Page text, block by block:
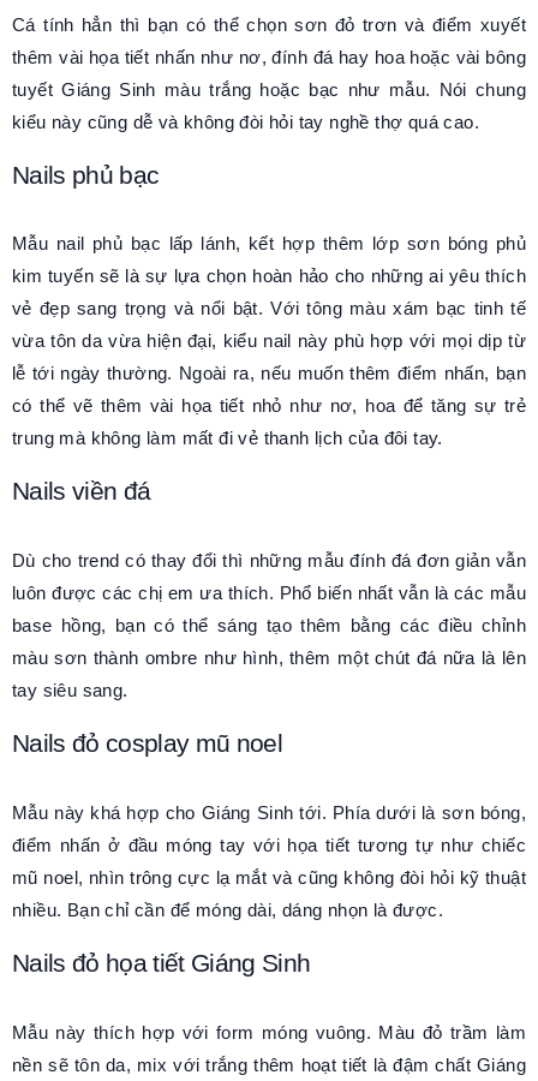
Cá tính hẳn thì bạn có thể chọn sơn đỏ trơn và điểm xuyết
thêm vài họa tiết nhấn như nơ, đính đá hay hoa hoặc vài bông
tuyết Giáng Sinh màu trắng hoặc bạc như mẫu. Nói chung
kiểu này cũng dễ và không đòi hỏi tay nghề thợ quá cao.
Nails phủ bạc
Mẫu nail phủ bạc lấp lánh, kết hợp thêm lớp sơn bóng phủ
kim tuyến sẽ là sự lựa chọn hoàn hảo cho những ai yêu thích
vẻ đẹp sang trọng và nổi bật. Với tông màu xám bạc tinh tế
vừa tôn da vừa hiện đại, kiểu nail này phù hợp với mọi dịp từ
lễ tới ngày thường. Ngoài ra, nếu muốn thêm điểm nhấn, bạn
có thể vẽ thêm vài họa tiết nhỏ như nơ, hoa để tăng sự trẻ
trung mà không làm mất đi vẻ thanh lịch của đôi tay.
Nails viền đá
Dù cho trend có thay đổi thì những mẫu đính đá đơn giản vẫn
luôn được các chị em ưa thích. Phổ biến nhất vẫn là các mẫu
base hồng, bạn có thể sáng tạo thêm bằng các điều chỉnh
màu sơn thành ombre như hình, thêm một chút đá nữa là lên
tay siêu sang.
Nails đỏ cosplay mũ noel
Mẫu này khá hợp cho Giáng Sinh tới. Phía dưới là sơn bóng,
điểm nhấn ở đầu móng tay với họa tiết tương tự như chiếc
mũ noel, nhìn trông cực lạ mắt và cũng không đòi hỏi kỹ thuật
nhiều. Bạn chỉ cần để móng dài, dáng nhọn là được.
Nails đỏ họa tiết Giáng Sinh
Mẫu này thích hợp với form móng vuông. Màu đỏ trầm làm
nền sẽ tôn da, mix với trắng thêm hoạt tiết là đậm chất Giáng